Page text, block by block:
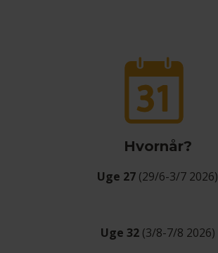
Hvornår?
Uge 27 (29/6-3/7 2026)
Uge 32 (3/8-7/8 2026)